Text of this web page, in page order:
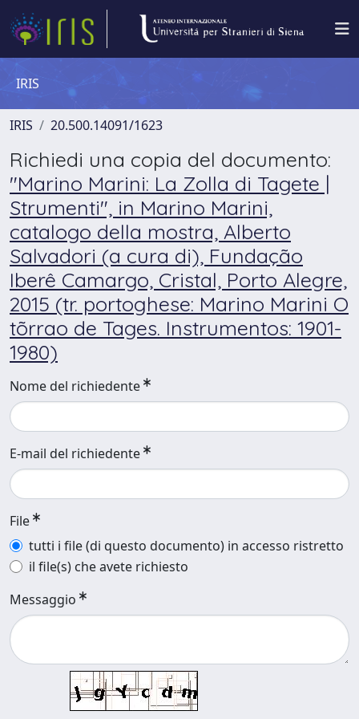
IRIS
IRIS 20.500.14091/1623
Richiedi una copia del documento:
"Marino Marini: La Zolla di Tagete |
Strumenti", in Marino Marini,
catalogo della mostra, Alberto
Salvadori (a cura di), Fundação
Iberê Camargo, Cristal, Porto Alegre,
2015 (tr. portoghese: Marino Marini O
tõrrao de Tages. Instrumentos: 1901-
1980)
Nome del richiedente
E-mail del richiedente
File
tutti i file (di questo documento) in accesso ristretto
il file(s) che avete richiesto
Messaggio